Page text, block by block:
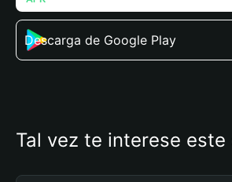
Descarga de Google Play
Tal vez te interese este